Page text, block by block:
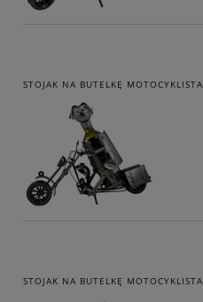
STOJAK NA BUTELKĘ MOTOCYKLISTA
STOJAK NA BUTELKĘ MOTOCYKLISTA